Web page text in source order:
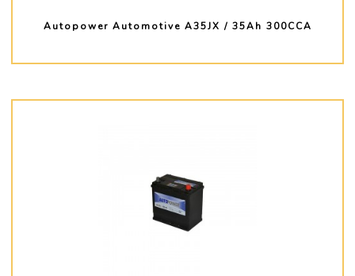
Autopower Automotive A35JX / 35Ah 300CCA